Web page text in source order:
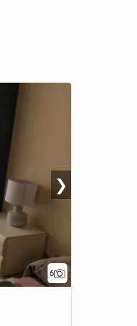
6
❯